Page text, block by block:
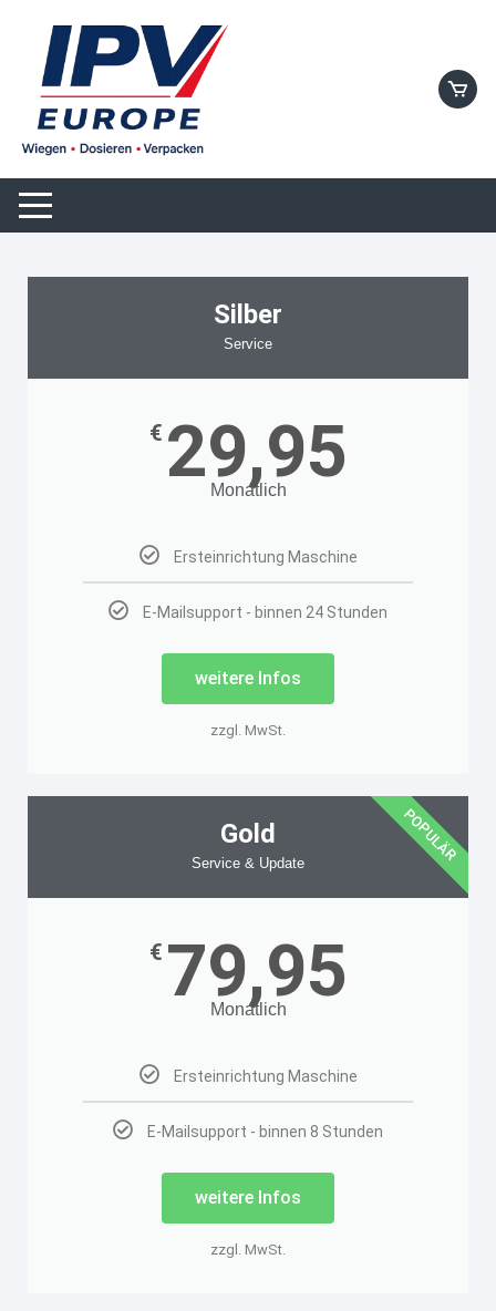
Silber
Service
€ 29,95
Monatlich
Ersteinrichtung Maschine
E-Mailsupport - binnen 24 Stunden
weitere Infos
zzgl. MwSt.
Gold
Service & Update
€ 79,95
Monatlich
Ersteinrichtung Maschine
E-Mailsupport - binnen 8 Stunden
weitere Infos
zzgl. MwSt.
POPULÄR